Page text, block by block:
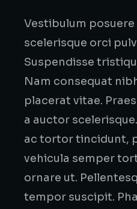
Vestibulum
scelerisque orci
Suspendisse
Nam consequat
placerat vitae.
a auctor
ac tortor tincidunt,
vehicula semper
ornare ut.
tempor suscipit.